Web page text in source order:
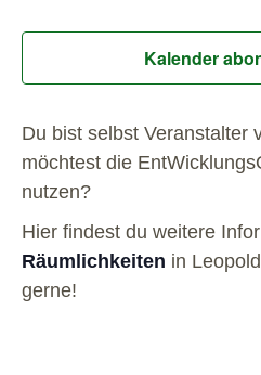
Kalender
Du bist selbst Veranstalter
möchtest die
nutzen?
Hier findest du weitere
Räumlichkeiten in
gerne!